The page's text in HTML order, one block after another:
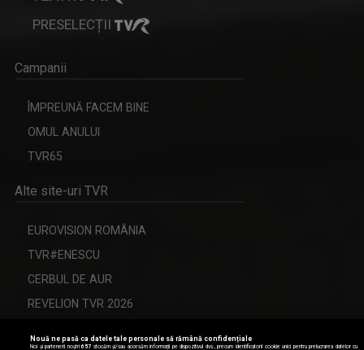
PRESELECȚII
Campanii
ÎMPREUNĂ FACEM BINE
OMUL ANULUI
TVR65
Alte site-uri TVR
EUROVISION ROMÂNIA
TVR#ENESCU
CERBUL DE AUR
REVELION TVR 2026
Nouă ne pasă ca datele tale personale să rămână confidențiale
Noi și partenerii noștri657 stocăm și/sau accesăm informații pe dispozitivul dvs., precum identificatorii cookie unici pentru prelucrarea datelor cu